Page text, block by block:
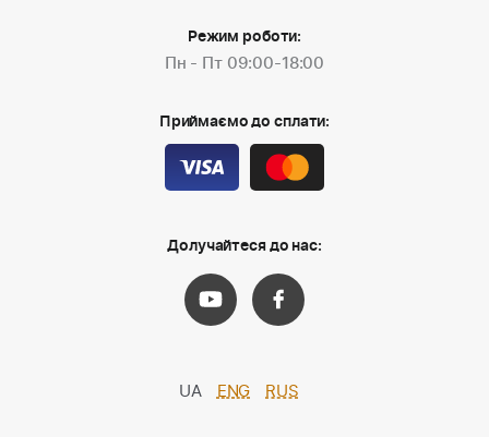
Режим роботи:
Пн - Пт 09:00-18:00
Приймаємо до сплати:
Долучайтеся до нас:
UA ENG RUS